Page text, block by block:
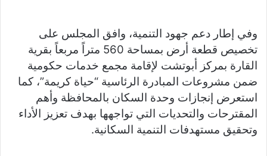
وفي إطار دعم جهود التنمية، وافق المجلس على
تخصيص قطعة أرض بمساحة 560 متراً مربعاً بقرية
القارة بمركز أبوتشت لإقامة مجمع خدمات حكومية
ضمن مشروعات المبادرة الرئاسية “حياة كريمة”، كما
استعرض إنجازات وحدة السكان بالمحافظة وأهم
المقترحات والتحديات التي تواجهها بهدف تعزيز الأداء
وتحقيق مستهدفات التنمية السكانية.